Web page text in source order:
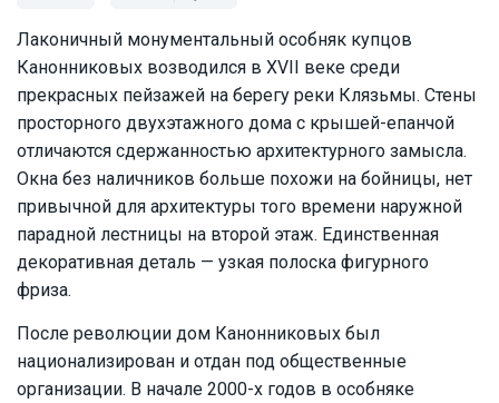
Лаконичный монументальный особняк купцов
Канонниковых возводился в XVII веке среди
прекрасных пейзажей на берегу реки Клязьмы. Стены
просторного двухэтажного дома с крышей-епанчой
отличаются сдержанностью архитектурного замысла.
Окна без наличников больше похожи на бойницы, нет
привычной для архитектуры того времени наружной
парадной лестницы на второй этаж. Единственная
декоративная деталь — узкая полоска фигурного
фриза.
После революции дом Канонниковых был
национализирован и отдан под общественные
организации. В начале 2000-х годов в особняке